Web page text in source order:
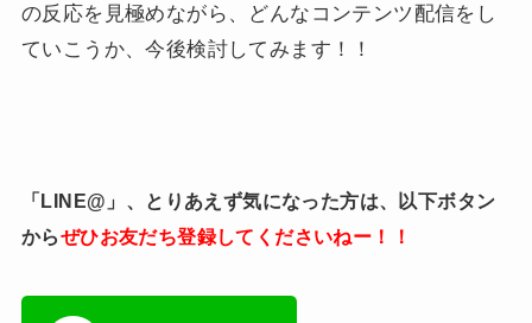
の反応を見極めながら、どんなコンテンツ配信をし
ていこうか、今後検討してみます！！
「LINE@」、とりあえず気になった方は、以下ボタン
からぜひお友だち登録してくださいねー！！